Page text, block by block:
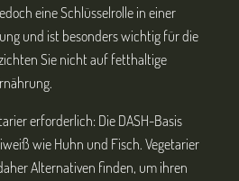
eine Schlüsselrolle in einer
und ist besonders wichtig für die
Sie nicht auf fetthaltige
erforderlich: Die DASH-Basis
wie Huhn und Fisch. Vegetarier
Alternativen finden, um ihren